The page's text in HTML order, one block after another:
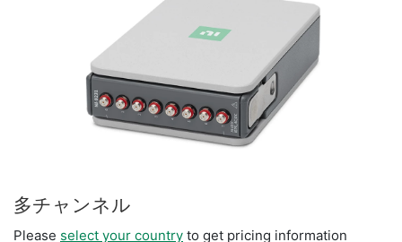
多チャンネル
Please select your country to get pricing information